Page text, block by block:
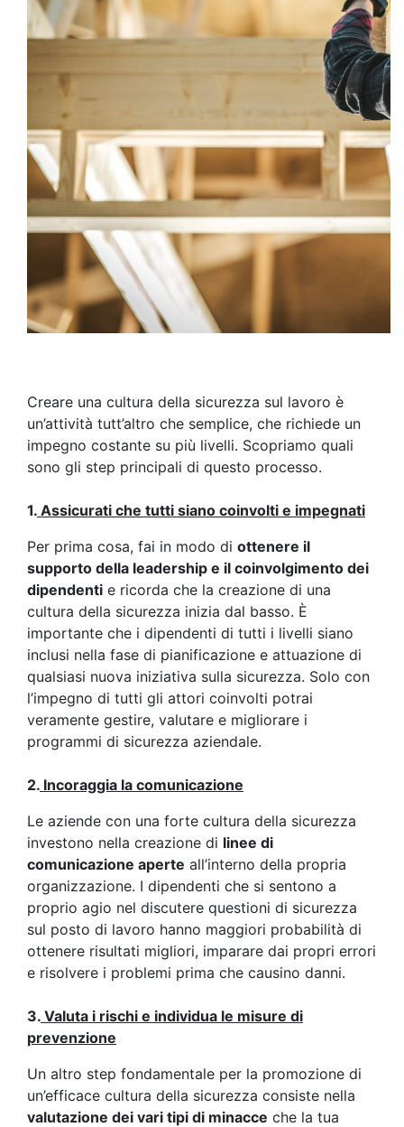
Creare una cultura della sicurezza sul lavoro è
un’attività tutt’altro che semplice, che richiede un
impegno costante su più livelli. Scopriamo quali
sono gli step principali di questo processo.
1. Assicurati che tutti siano coinvolti e impegnati
Per prima cosa, fai in modo di ottenere il
supporto della leadership e il coinvolgimento dei
dipendenti e ricorda che la creazione di una
cultura della sicurezza inizia dal basso. È
importante che i dipendenti di tutti i livelli siano
inclusi nella fase di pianificazione e attuazione di
qualsiasi nuova iniziativa sulla sicurezza. Solo con
l’impegno di tutti gli attori coinvolti potrai
veramente gestire, valutare e migliorare i
programmi di sicurezza aziendale.
2. Incoraggia la comunicazione
Le aziende con una forte cultura della sicurezza
investono nella creazione di linee di
comunicazione aperte all’interno della propria
organizzazione. I dipendenti che si sentono a
proprio agio nel discutere questioni di sicurezza
sul posto di lavoro hanno maggiori probabilità di
ottenere risultati migliori, imparare dai propri errori
e risolvere i problemi prima che causino danni.
3. Valuta i rischi e individua le misure di
prevenzione
Un altro step fondamentale per la promozione di
un’efficace cultura della sicurezza consiste nella
valutazione dei vari tipi di minacce che la tua